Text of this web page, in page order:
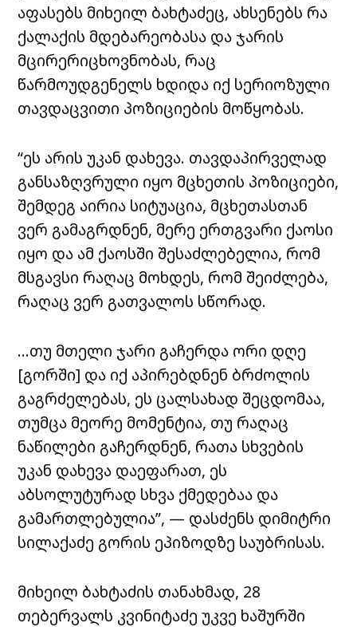
აფასებს მიხეილ ბახტაძეც, ახსენებს რა
ქალაქის მდებარეობასა და ჯარის
მცირერიცხოვნობას, რაც
წარმოუდგენელს ხდიდა იქ სერიოზული
თავდაცვითი პოზიციების მოწყობას.
“ეს არის უკან დახევა. თავდაპირველად
განსაზღვრული იყო მცხეთის პოზიციები,
შემდეგ აირია სიტუაცია, მცხეთასთან
ვერ გამაგრდნენ, მერე ერთგვარი ქაოსი
იყო და ამ ქაოსში შესაძლებელია, რომ
მსგავსი რაღაც მოხდეს, რომ შეიძლება,
რაღაც ვერ გათვალოს სწორად.
…თუ მთელი ჯარი გაჩერდა ორი დღე
[გორში] და იქ აპირებდნენ ბრძოლის
გაგრძელებას, ეს ცალსახად შეცდომაა,
თუმცა მეორე მომენტია, თუ რაღაც
ნაწილები გაჩერდნენ, რათა სხვების
უკან დახევა დაეფარათ, ეს
აბსოლუტურად სხვა ქმედებაა და
გამართლებულია”, — დასძენს დიმიტრი
სილაქაძე გორის ეპიზოდზე საუბრისას.
მიხეილ ბახტაძის თანახმად, 28
თებერვალს კვინიტაძე უკვე ხაშურში